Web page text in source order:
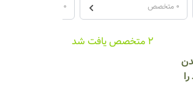
0 متخصص 0 متخصص
2 متخصص یافت شد